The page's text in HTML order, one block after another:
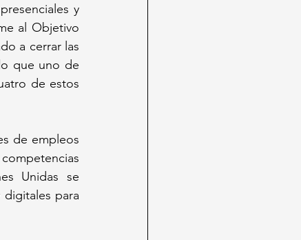
y
al Objetivo
a cerrar las
que uno de
de estos
de empleos
Unidas se
para